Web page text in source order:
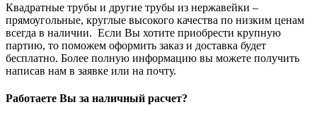
Квадратные трубы и другие трубы из нержавейки –
прямоугольные, круглые высокого качества по низким ценам
всегда в наличии. Если Вы хотите приобрести крупную
партию, то поможем оформить заказ и доставка будет
бесплатно. Более полную информацию вы можете получить
написав нам в заявке или на почту.
Работаете Вы за наличный расчет?